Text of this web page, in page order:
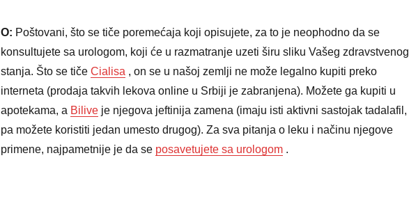
O: Poštovani, što se tiče poremećaja koji opisujete, za to je neophodno da se
konsultujete sa urologom, koji će u razmatranje uzeti širu sliku Vašeg zdravstvenog
stanja. Što se tiče Cialisa , on se u našoj zemlji ne može legalno kupiti preko
interneta (prodaja takvih lekova online u Srbiji je zabranjena). Možete ga kupiti u
apotekama, a Biliveje njegova jeftinija zamena (imaju isti aktivni sastojak tadalafil,
pa možete koristiti jedan umesto drugog). Za sva pitanja o leku i načinu njegove
primene, najpametnije je da se posavetujete sa urologom.